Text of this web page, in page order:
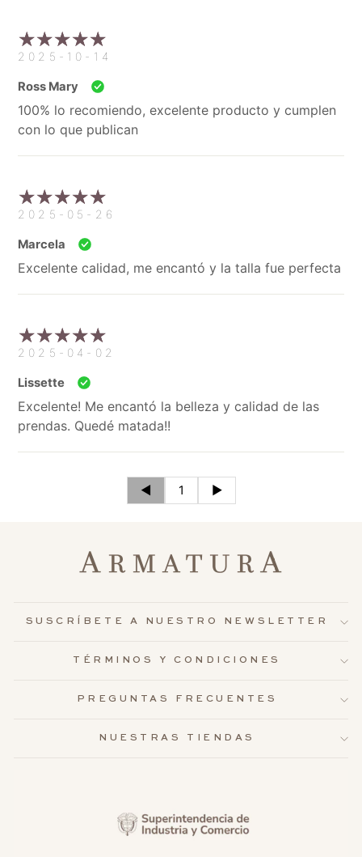
2025-10-14
Ross Mary
100% lo recomiendo, excelente producto y cumplen
con lo que publican
2025-05-26
Marcela
Excelente calidad, me encantó y la talla fue perfecta
2025-04-02
Lissette
Excelente! Me encantó la belleza y calidad de las
prendas. Quedé matada!!
◄ 1 ►
SUSCRÍBETE A NUESTRO NEWSLETTER
TÉRMINOS Y CONDICIONES
PREGUNTAS FRECUENTES
NUESTRAS TIENDAS